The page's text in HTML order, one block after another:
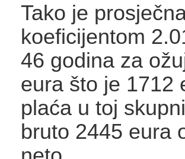
Tako je
koeficijentom
46 godina za
eura što je 1712
plaća u toj
bruto 2445 eura